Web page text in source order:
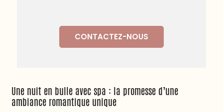
CONTACTEZ-NOUS
Une nuit en bulle avec spa : la promesse d’une
ambiance romantique unique